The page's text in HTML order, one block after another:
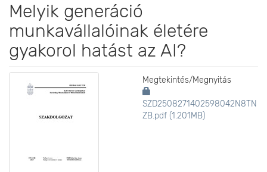
Melyik generáció
munkavállalóinak életére
gyakorol hatást az AI?
Megtekintés/Megnyitás
SZD2508271402598042N8TN
ZB.pdf (1.201MB)